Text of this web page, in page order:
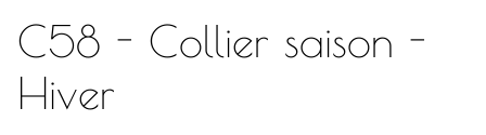
C58 - Collier saison -
Hiver